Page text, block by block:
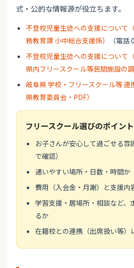
式・公的な情報源が役立ちます。
不登校児童生徒への支援について
務教育課 小中総合支援係）
（電
不登校児童生徒への支援について
県内フリースクール等民間施設の
岐阜県 学校・フリースクール等
県教育委員会・PDF）
フリースクール選びのポイント
お子さんが安心して過ごせる雰
で確認）
通いやすい場所・日数・時間か
費用（入会金・月謝）と支援内
学習支援・居場所・相談など、
るか
在籍校との連携（出席扱い等）